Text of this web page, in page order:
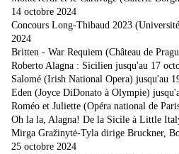
14 octobre 2024
Concours Long-Thibaud 2023
2024
Britten - War Requiem (Château de
Roberto Alagna : Sicilien jusqu'au 17
Salomé (Irish National Opera) jusqu'au
Eden (Joyce DiDonato à Olympie)
Roméo et Juliette (Opéra national de
Oh la la, Alagna! De la Sicile à Little
Mirga Gražinytė-Tyla dirige Bruckner,
25 octobre 2024